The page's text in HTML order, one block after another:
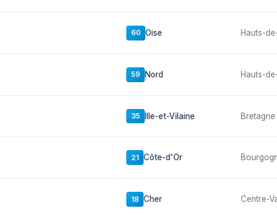
60 Oise Hauts-
59 Nord Hauts-
35 Ille-et-Vilaine Bretagne
21 Côte-d'Or
18 Cher Centre-